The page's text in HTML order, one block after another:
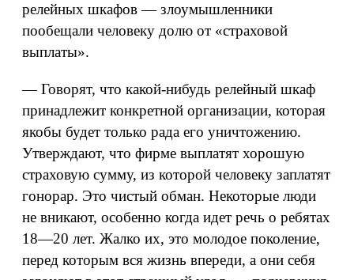
релейных шкафов — злоумышленники
пообещали человеку долю от «страховой
выплаты».
— Говорят, что какой-нибудь релейный шкаф
принадлежит конкретной организации, которая
якобы будет только рада его уничтожению.
Утверждают, что фирме выплатят хорошую
страховую сумму, из которой человеку заплатят
гонорар. Это чистый обман. Некоторые люди
не вникают, особенно когда идет речь о ребятах
18—20 лет. Жалко их, это молодое поколение,
перед которым вся жизнь впереди, а они себя